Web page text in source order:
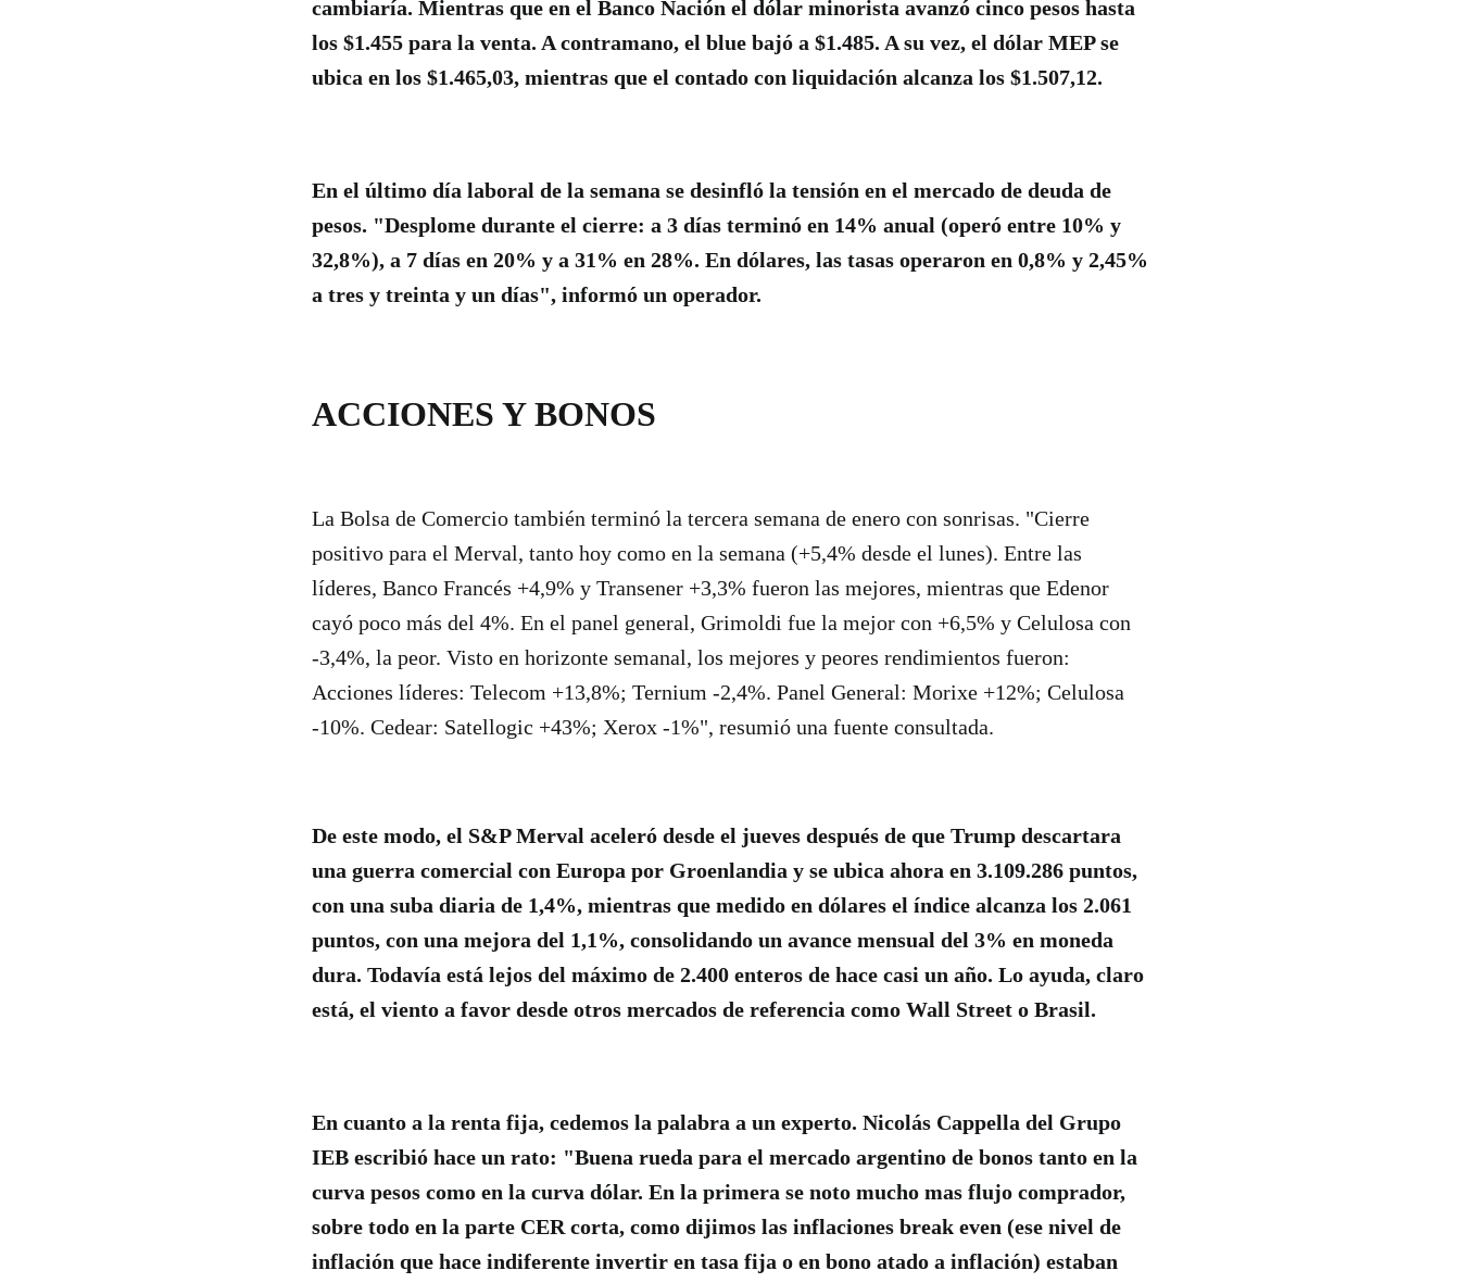
cambiaría. Mientras que en el Banco Nación el dólar minorista avanzó cinco pesos hasta
los $1.455 para la venta. A contramano, el blue bajó a $1.485. A su vez, el dólar MEP se
ubica en los $1.465,03, mientras que el contado con liquidación alcanza los $1.507,12.
En el último día laboral de la semana se desinfló la tensión en el mercado de deuda de
pesos. "Desplome durante el cierre: a 3 días terminó en 14% anual (operó entre 10% y
32,8%), a 7 días en 20% y a 31% en 28%. En dólares, las tasas operaron en 0,8% y 2,45%
a tres y treinta y un días", informó un operador.
ACCIONES Y BONOS
La Bolsa de Comercio también terminó la tercera semana de enero con sonrisas. "Cierre
positivo para el Merval, tanto hoy como en la semana (+5,4% desde el lunes). Entre las
líderes, Banco Francés +4,9% y Transener +3,3% fueron las mejores, mientras que Edenor
cayó poco más del 4%. En el panel general, Grimoldi fue la mejor con +6,5% y Celulosa con
-3,4%, la peor. Visto en horizonte semanal, los mejores y peores rendimientos fueron:
Acciones líderes: Telecom +13,8%; Ternium -2,4%. Panel General: Morixe +12%; Celulosa
-10%. Cedear: Satellogic +43%; Xerox -1%", resumió una fuente consultada.
De este modo, el S&P Merval aceleró desde el jueves después de que Trump descartara
una guerra comercial con Europa por Groenlandia y se ubica ahora en 3.109.286 puntos,
con una suba diaria de 1,4%, mientras que medido en dólares el índice alcanza los 2.061
puntos, con una mejora del 1,1%, consolidando un avance mensual del 3% en moneda
dura. Todavía está lejos del máximo de 2.400 enteros de hace casi un año. Lo ayuda, claro
está, el viento a favor desde otros mercados de referencia como Wall Street o Brasil.
En cuanto a la renta fija, cedemos la palabra a un experto. Nicolás Cappella del Grupo
IEB escribió hace un rato: "Buena rueda para el mercado argentino de bonos tanto en la
curva pesos como en la curva dólar. En la primera se noto mucho mas flujo comprador,
sobre todo en la parte CER corta, como dijimos las inflaciones break even (ese nivel de
inflación que hace indiferente invertir en tasa fija o en bono atado a inflación) estaban